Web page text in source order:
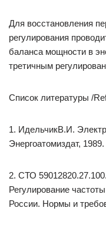
Для восстановления
регулирования
баланса мощности в
третичным
Список литературы /
1. ИдельчикВ.И.
Энергоатомиздат, 1989.
2. СТО
Регулирование
России. Нормы и